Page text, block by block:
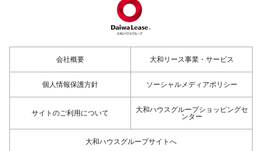
会社概要 大和リース事業・サービス
個人情報保護方針 ソーシャルメディアポリシー
サイトのご利用について
大和ハウスグループショッピングセ
ンター
大和ハウスグループサイトへ